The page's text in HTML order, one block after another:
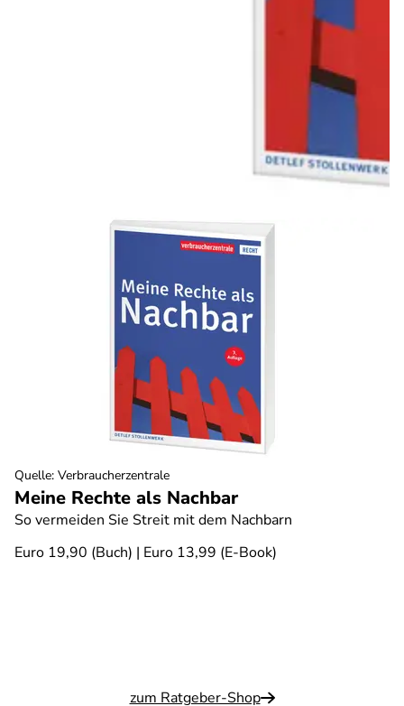
Meine Rechte als Nachbar
So vermeiden Sie Streit mit dem Nachbarn
Euro 19,90 (Buch) | Euro 13,99 (E-Book)
zum Ratgeber-Shop
Quelle: Verbraucherzentrale